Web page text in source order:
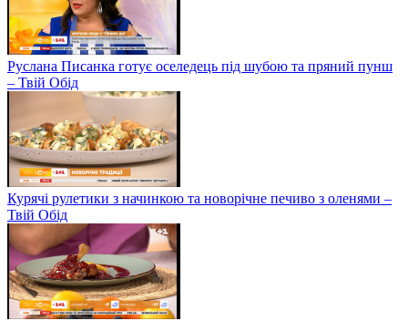
Руслана Писанка готує оселедець під шубою та пряний пунш
– Твій Обід
Курячі рулетики з начинкою та новорічне печиво з оленями –
Твій Обід